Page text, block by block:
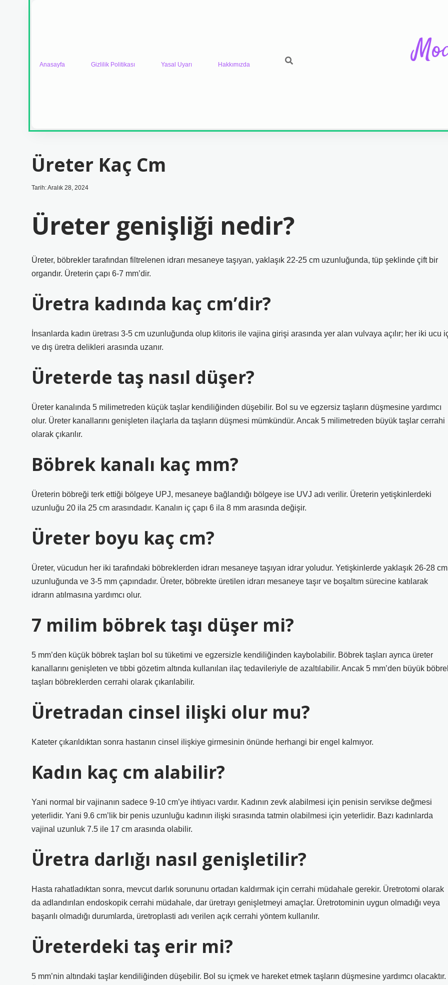
Anasayfa Gizlilik Politikası Yasal Uyarı Hakkımızda
Üreter Kaç Cm
Tarih: Aralık 28, 2024
Üreter genişliği nedir?
Üreter, böbrekler tarafından filtrelenen idrarı mesaneye taşıyan, yaklaşık 22-25 cm uzunluğunda, tüp şeklinde çift bir
organdır. Üreterin çapı 6-7 mm’dir.
Üretra kadında kaç cm’dir?
İnsanlarda kadın üretrası 3-5 cm uzunluğunda olup klitoris ile vajina girişi arasında yer alan vulvaya açılır; her iki ucu
ve dış üretra delikleri arasında uzanır.
Üreterde taş nasıl düşer?
Üreter kanalında 5 milimetreden küçük taşlar kendiliğinden düşebilir. Bol su ve egzersiz taşların düşmesine yardımcı
olur. Üreter kanallarını genişleten ilaçlarla da taşların düşmesi mümkündür. Ancak 5 milimetreden büyük taşlar cerrahi
olarak çıkarılır.
Böbrek kanalı kaç mm?
Üreterin böbreği terk ettiği bölgeye UPJ, mesaneye bağlandığı bölgeye ise UVJ adı verilir. Üreterin yetişkinlerdeki
uzunluğu 20 ila 25 cm arasındadır. Kanalın iç çapı 6 ila 8 mm arasında değişir.
Üreter boyu kaç cm?
Üreter, vücudun her iki tarafındaki böbreklerden idrarı mesaneye taşıyan idrar yoludur. Yetişkinlerde yaklaşık 26-28 cm
uzunluğunda ve 3-5 mm çapındadır. Üreter, böbrekte üretilen idrarı mesaneye taşır ve boşaltım sürecine katılarak
idrarın atılmasına yardımcı olur.
7 milim böbrek taşı düşer mi?
5 mm’den küçük böbrek taşları bol su tüketimi ve egzersizle kendiliğinden kaybolabilir. Böbrek taşları ayrıca üreter
kanallarını genişleten ve tıbbi gözetim altında kullanılan ilaç tedavileriyle de azaltılabilir. Ancak 5 mm’den büyük
taşları böbreklerden cerrahi olarak çıkarılabilir.
Üretradan cinsel ilişki olur mu?
Kateter çıkarıldıktan sonra hastanın cinsel ilişkiye girmesinin önünde herhangi bir engel kalmıyor.
Kadın kaç cm alabilir?
Yani normal bir vajinanın sadece 9-10 cm’ye ihtiyacı vardır. Kadının zevk alabilmesi için penisin servikse değmesi
yeterlidir. Yani 9.6 cm’lik bir penis uzunluğu kadının ilişki sırasında tatmin olabilmesi için yeterlidir. Bazı kadınlarda
vajinal uzunluk 7.5 ile 17 cm arasında olabilir.
Üretra darlığı nasıl genişletilir?
Hasta rahatladıktan sonra, mevcut darlık sorununu ortadan kaldırmak için cerrahi müdahale gerekir. Üretrotomi olarak
da adlandırılan endoskopik cerrahi müdahale, dar üretrayı genişletmeyi amaçlar. Üretrotominin uygun olmadığı veya
başarılı olmadığı durumlarda, üretroplasti adı verilen açık cerrahi yöntem kullanılır.
Üreterdeki taş erir mi?
5 mm’nin altındaki taşlar kendiliğinden düşebilir. Bol su içmek ve hareket etmek taşların düşmesine yardımcı olacaktır.